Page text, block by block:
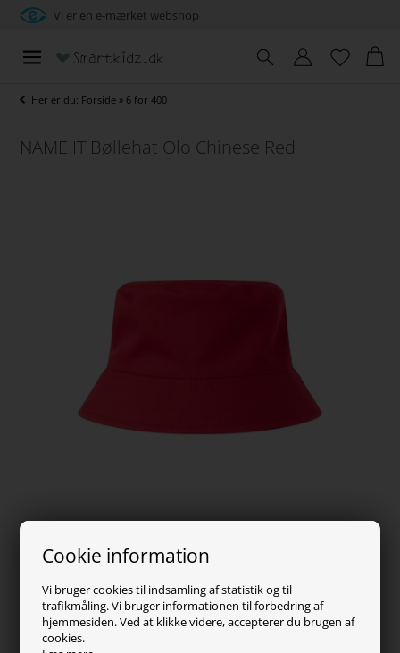
Cookie information
Vi bruger cookies til indsamling af statistik og til
trafikmåling. Vi bruger informationen til forbedring af
hjemmesiden. Ved at klikke videre, accepterer du brugen af
cookies.
Vi er en e-mærket webshop
Her er du: Forside » 6 for 400
NAME IT Bøllehat Olo Chinese Red
119,00DKK